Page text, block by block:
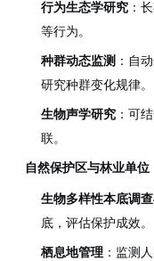
行为生态学研究 ：
等行为。
种群动态监测 ：自
研究种群变化规律。
生物声学研究 ：可
联。
自然保护区与林业单位
生物多样性本底调
底，评估保护成效。
栖息地管理 ：监测